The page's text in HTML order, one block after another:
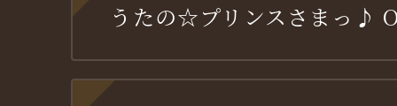
うたの☆プリンスさまっ♪